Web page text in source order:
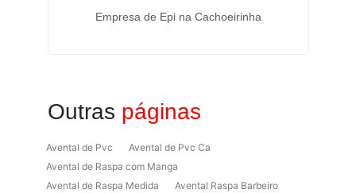
Empresa de Epi na Cachoeirinha
Outras páginas
Avental de Pvc
Avental de Pvc Ca
Avental de Raspa com Manga
Avental de Raspa Medida
Avental Raspa Barbeiro